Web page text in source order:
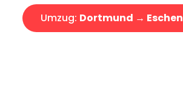
Umzug: Dortmund → Eschen